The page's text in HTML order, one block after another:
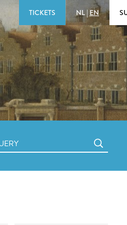
TICKETS NL | EN